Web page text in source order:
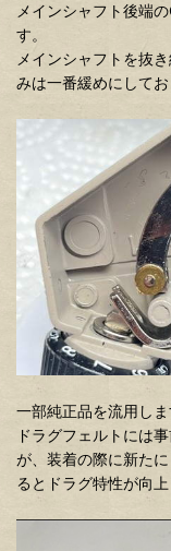
メインシャフト後端
す。
メインシャフトを抜
みは一番緩めにしてお
一部純正品を流用しま
ドラグフェルトには
が、装着の際に新た
るとドラグ特性が向上